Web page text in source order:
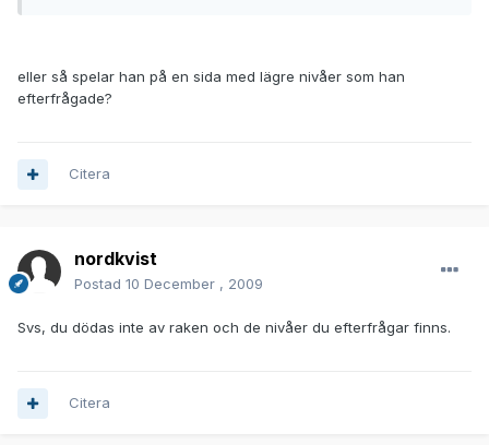
eller så spelar han på en sida med lägre nivåer som han
efterfrågade?
Citera
nordkvist
Postad 10 December , 2009
Svs, du dödas inte av raken och de nivåer du efterfrågar finns.
Citera